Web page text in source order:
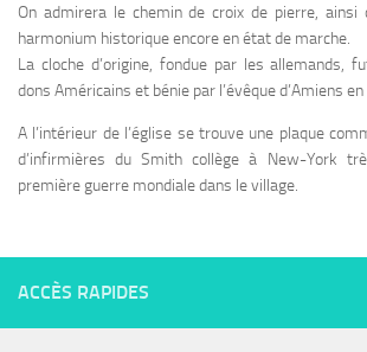
On admirera le chemin de croix de pierre, ainsi
harmonium historique encore en état de marche.
La cloche d’origine, fondue par les allemands,
dons Américains et bénie par l’évêque d’Amiens
A l’intérieur de l’église se trouve une plaque
d’infirmières du Smith collège à New-York
première guerre mondiale dans le village.
ACCÈS RAPIDES